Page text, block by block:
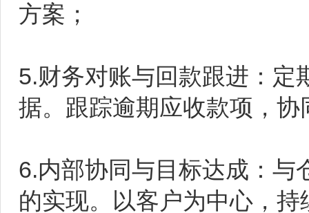
方案；
5.财务对账与回款跟进：定
据。跟踪逾期应收款项，
6.内部协同与目标达成：与
的实现。以客户为中心，